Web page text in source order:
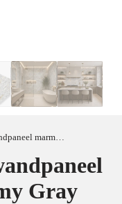
PVC PANELEN wandpaneel marmerlook Stormy Gray
Gray